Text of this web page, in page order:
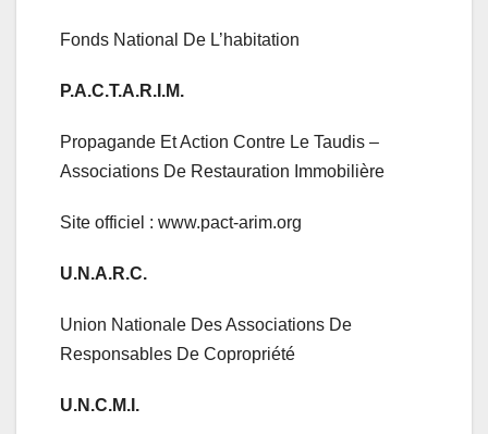
Fonds National De L’habitation
P.A.C.T.A.R.I.M.
Propagande Et Action Contre Le Taudis –
Associations De Restauration Immobilière
Site officiel : www.pact-arim.org
U.N.A.R.C.
Union Nationale Des Associations De
Responsables De Copropriété
U.N.C.M.I.